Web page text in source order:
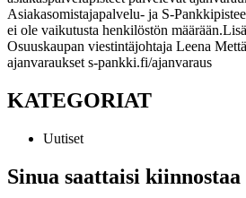
Asiakasomistajapalvelu- ja S-
ei ole vaikutusta henkilöstön määrään.
Osuuskaupan viestintäjohtaja Leena
ajanvaraukset s-pankki.fi/ajanvaraus
KATEGORIAT
Uutiset
Sinua saattaisi kiinnostaa